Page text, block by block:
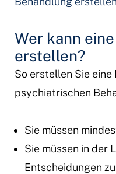
Wer kann
erstellen?
So erstellen Sie
psychiatrischen
Sie müssen
Sie müssen in der
Entscheidungen